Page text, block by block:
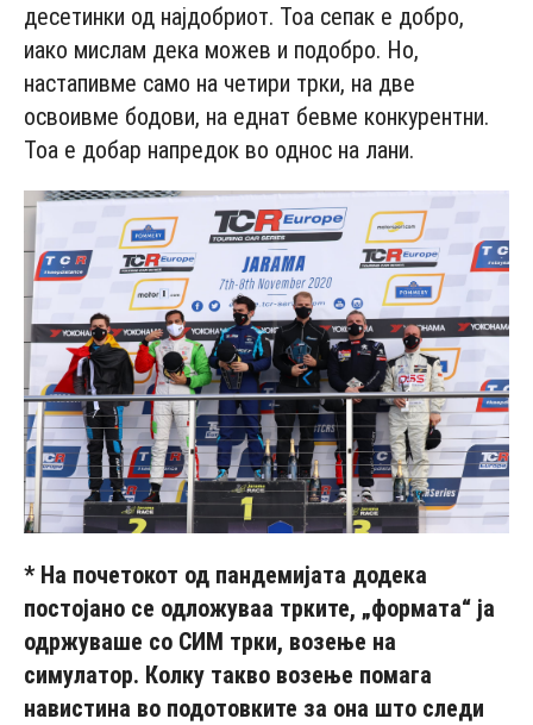
десетинки од најдобриот. Тоа сепак е добро,
иако мислам дека можев и подобро. Но,
настапивме само на четири трки, на две
освоивме бодови, на еднат бевме конкурентни.
Тоа е добар напредок во однос на лани.
* На почетокот од пандемијата додека
постојано се одложуваа трките, „формата“ ја
одржуваше со СИМ трки, возење на
симулатор. Колку такво возење помага
навистина во подотовките за она што следи